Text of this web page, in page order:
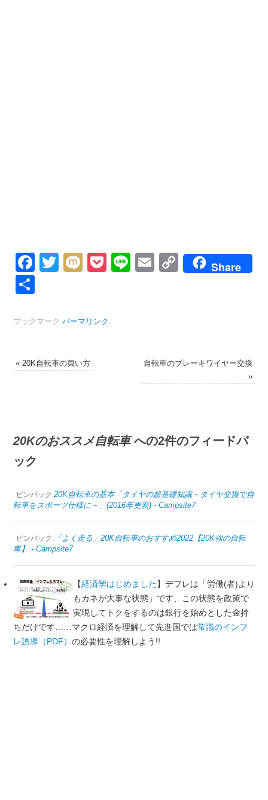
Facebook
Twitter
MixiPocket
LineEmailCopyShare
ブックマーク パーマリンク .
«20K自転車の買い方
自転車のブレーキワイヤー交換
»
20Kのおススメ自転車への2件のフィードバ
ック
ピンバック:20K自転車の基本「タイヤの超基礎知識～タイヤ交換で自
転車をスポーツ仕様に～」(2016年更新) - Campsite7
ピンバック:「よく走る」20K自転車のおすすめ2022【20K強の自転
車】 - Campsite7
【経済学はじめました】デフレは「労働(者)より
もカネが大事な状態」です、この状態を政策で
実現してトクをするのは銀行を始めとした金持
ちだけです……マクロ経済を理解して先進国では常識のインフ
レ誘導（PDF） の必要性を理解しよう!!